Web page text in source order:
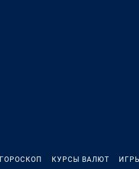
ГОРОСКОП КУРСЫ ВАЛЮТ